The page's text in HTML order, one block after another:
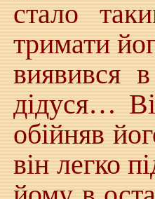
стало
тримати
виявився
дідуся…
обійняв
він легко